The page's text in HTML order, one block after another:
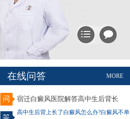
MORE
在线问答
宿迁白癜风医院解答高中生后背长
高中生后背上长了白癜风怎么办?白癜风不单